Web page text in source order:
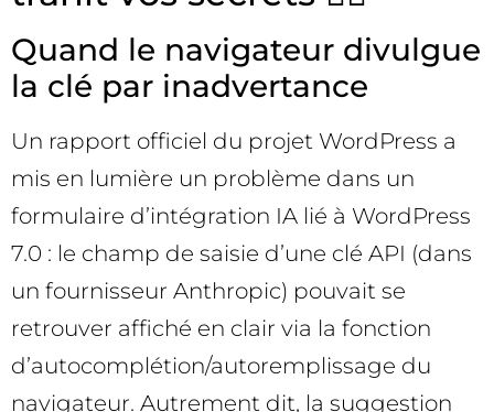
Quand le navigateur divulgue
la clé par inadvertance
Un rapport officiel du projet WordPress a
mis en lumière un problème dans un
formulaire d’intégration IA lié à WordPress
7.0 : le champ de saisie d’une clé API (dans
un fournisseur Anthropic) pouvait se
retrouver affiché en clair via la fonction
d’autocomplétion/autoremplissage du
navigateur. Autrement dit, la suggestion